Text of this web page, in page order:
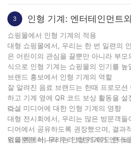
3 인형 기계: 엔터테인먼트
쇼핑몰에서 인형 기계의 적용
대형 쇼핑몰에서, 우리는 한 번 일련의
은 어린이의 관심을 끌뿐만 아니라 부
식으로 인형 기계는 쇼핑몰의 인기를
브랜드 홍보에서 인형 기계의 역할
잘 알려진 음료 브랜드는 한때 프로모
하고 기계 옆에 QR 코드 보상 활동을
다.
소셜 미디어에 대한 인형 기계의 영향
대형 전시회에서, 우리는 많은 방문객
디어에서 공유하도록 권장했으며, 결과
었을뿐만 아니라 우리 브랜드에도 큰 노
위의 예에서, 우리는 인형 기계가 엔터